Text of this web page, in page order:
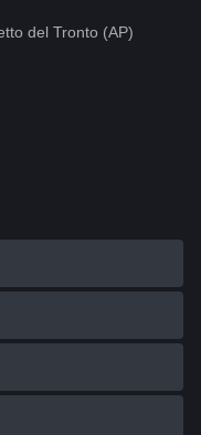
del Tronto (AP)